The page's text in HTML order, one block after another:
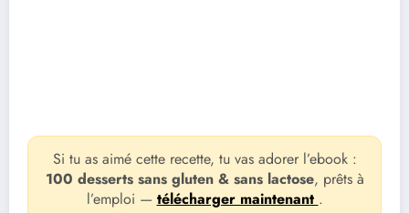
Si tu as aimé cette recette, tu vas adorer l’ebook :
100 desserts sans gluten & sans lactose, prêts à
l’emploi — télécharger maintenant .